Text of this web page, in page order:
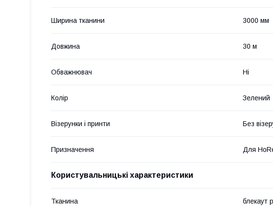
Ширина тканини 3000 мм
Довжина 30 м
Обважнювач Ні
Колір Зелений
Візерунки і принти Без
Призначення Для
Користувальницькі характеристики
Тканина блекаут